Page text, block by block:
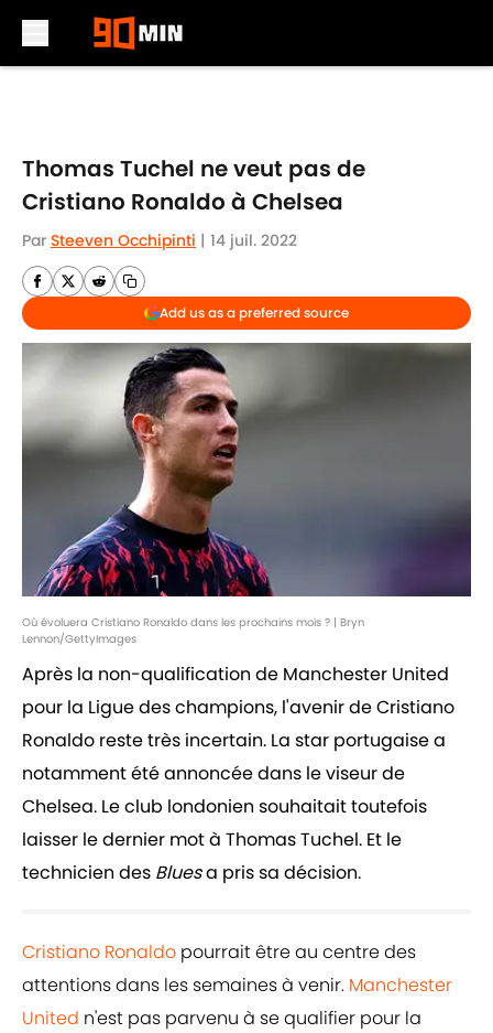
Thomas Tuchel ne veut pas de
Cristiano Ronaldo à Chelsea
Par Steeven Occhipinti | 14 juil. 2022
Add us as a preferred source
Où évoluera Cristiano Ronaldo dans les prochains mois ? | Bryn
Lennon/GettyImages
Après la non-qualification de Manchester United
pour la Ligue des champions, l'avenir de Cristiano
Ronaldo reste très incertain. La star portugaise a
notamment été annoncée dans le viseur de
Chelsea. Le club londonien souhaitait toutefois
laisser le dernier mot à Thomas Tuchel. Et le
technicien des Bluesa pris sa décision.
Cristiano Ronaldo pourrait être au centre des
attentions dans les semaines à venir. Manchester
United n'est pas parvenu à se qualifier pour la